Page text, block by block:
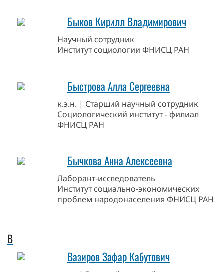
Быков Кирилл Владимирович
Научный сотрудник
Институт социологии ФНИСЦ РАН
Быстрова Алла Сергеевна
к.э.н. | Старший научный сотрудник
Социологический институт - филиал
ФНИСЦ РАН
Бычкова Анна Алексеевна
Лаборант-исследователь
Институт социально-экономических
проблем народонаселения ФНИСЦ РАН
В
Вазиров Зафар Кабутович